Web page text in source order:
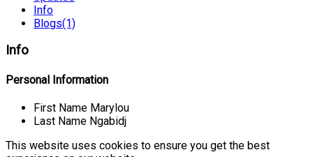
Info
Blogs(1)
Info
Personal Information
First Name Marylou
Last Name Ngabidj
This website uses cookies to ensure you get the best